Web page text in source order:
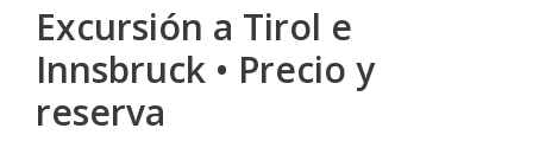
Excursión a Tirol e
Innsbruck • Precio y
reserva